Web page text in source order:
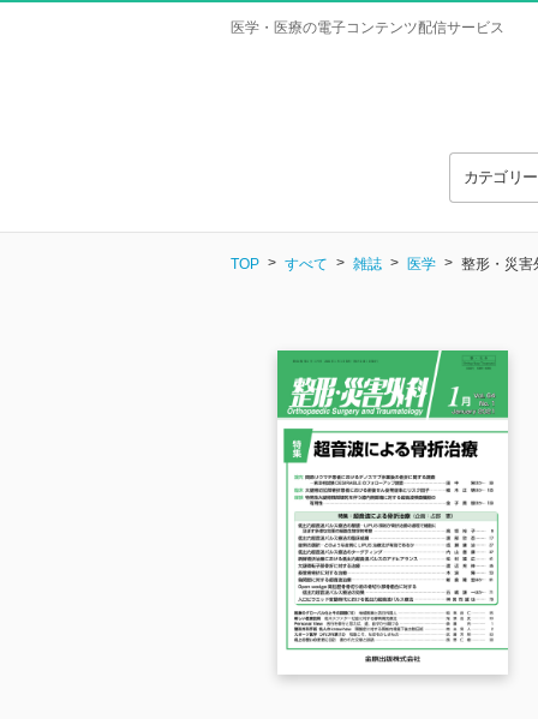
医学・医療の電子コンテンツ配信サービス
カテゴリ
TOP すべて 雑誌 医学 整形・災害